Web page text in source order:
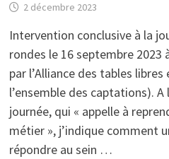
2 décembre 2023
Intervention conclusive à la
rondes le 16 septembre 2023
par l’Alliance des tables
l’ensemble des captations).
journée, qui « appelle à
métier », j’indique comment
répondre au sein …